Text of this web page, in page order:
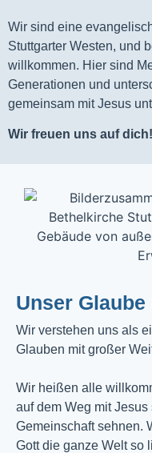
Wir sind eine
Stuttgarter Westen, und
willkommen. Hier sind
Generationen und
gemeinsam mit Jesus
Wir freuen uns auf dich!
Unser
Wir verstehen uns als
Glauben mit großer
Wir heißen alle
auf dem Weg mit
Gemeinschaft sehnen.
Gott die ganze Welt so